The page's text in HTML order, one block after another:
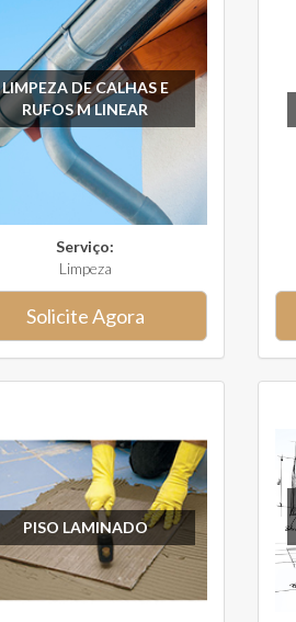
LIMPEZA DE CALHAS E
RUFOS M LINEAR
Serviço:
Limpeza
Solicite Agora
PISO LAMINADO